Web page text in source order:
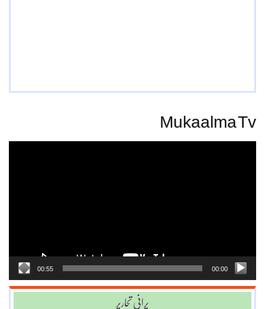
Mukaalma Tv
00:00
00:55
پرانی تحاریر